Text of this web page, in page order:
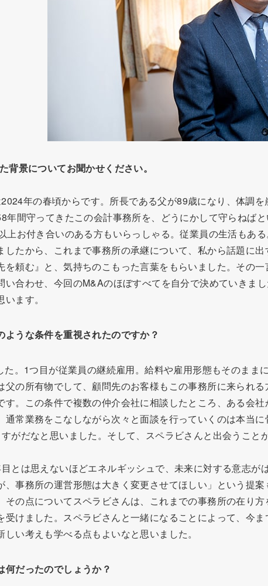
景についてお聞かせください。
年の春頃からです。所長である父が89歳になり、体調
年間守ってきたこの会計事務所を、どうにかして守らねばと
上お付き合いのある方もいらっしゃる。従業員の生活もあ
したから、これまで事務所の承継について、私から話題に
を頼む』と、気持ちのこもった言葉をもらいました。その
い合わせ、今回のM&Aのほぼすべてを自分で決めていきま
ます。
うな条件を重視されたのですか？
。1つ目が従業員の継続雇用。給料や雇用形態もそのまま
父の所有物でして、顧問先のお客様もこの事務所に来られ
す。この条件で複数の仲介会社に相談したところ、ある会
通常業務をこなしながら次々と面談を行っていくのは本当
がだなと思いました。そして、スペラビさんと出会うこと
とは思えないほどエネルギッシュで、未来に対する意志
、事務所の運営形態は大きく変更させてほしい」という提
の点についてスペラビさんは、これまでの事務所の在り
受けました。スペラビさんと一緒になることによって、今
い考えも学べる点もよいなと思いました。
だったのでしょうか？